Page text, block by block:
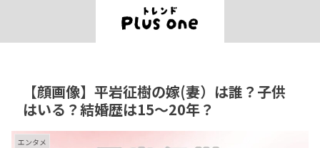
【顔画像】平岩征樹の嫁(妻）は誰？子供
はいる？結婚歴は15〜20年？
エンタメ